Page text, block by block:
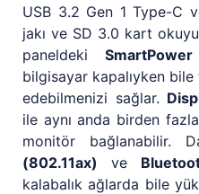
USB 3.2 Gen 1 Type-C
jakı ve SD 3.0 kart
paneldeki SmartPower
bilgisayar kapalıyken bile
edebilmenizi sağlar.
ile aynı anda birden
monitör bağlanabilir.
(802.11ax) ve
kalabalık ağlarda bile